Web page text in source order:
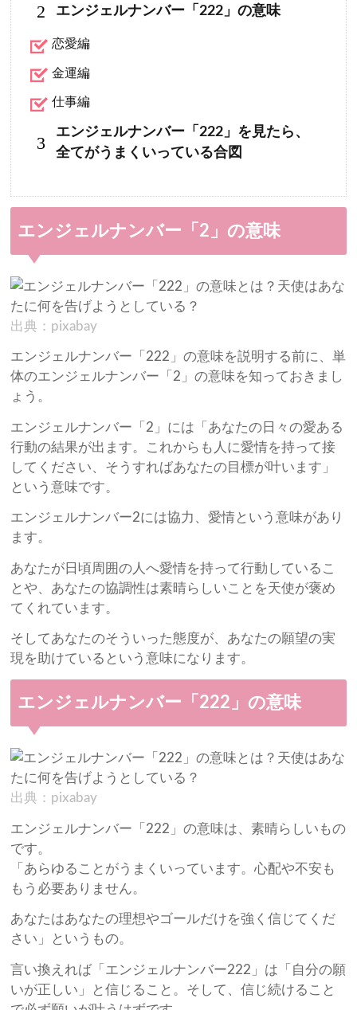
2 エンジェルナンバー「222」の意味
恋愛編
金運編
仕事編
3
エンジェルナンバー「222」を見たら、
全てがうまくいっている合図
エンジェルナンバー「2」の意味
出典：pixabay
エンジェルナンバー「222」の意味を説明する前に、単
体のエンジェルナンバー「2」の意味を知っておきまし
ょう。
エンジェルナンバー「2」には「あなたの日々の愛ある
行動の結果が出ます。これからも人に愛情を持って接
してください、そうすればあなたの目標が叶います」
という意味です。
エンジェルナンバー2には協力、愛情という意味があり
ます。
あなたが日頃周囲の人へ愛情を持って行動しているこ
とや、あなたの協調性は素晴らしいことを天使が褒め
てくれています。
そしてあなたのそういった態度が、あなたの願望の実
現を助けているという意味になります。
エンジェルナンバー「222」の意味
出典：pixabay
エンジェルナンバー「222」の意味は、素晴らしいもの
です。
「あらゆることがうまくいっています。心配や不安も
もう必要ありません。
あなたはあなたの理想やゴールだけを強く信じてくだ
さい」というもの。
言い換えれば「エンジェルナンバー222」は「自分の願
いが正しい」と信じること。そして、信じ続けること